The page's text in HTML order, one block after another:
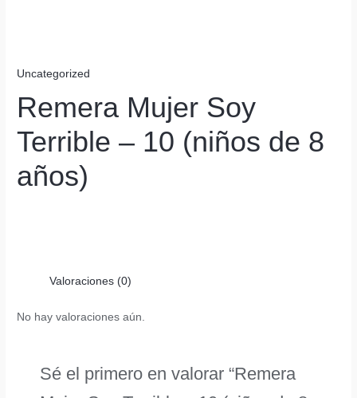
Uncategorized
Remera Mujer Soy
Terrible – 10 (niños de 8
años)
Valoraciones (0)
No hay valoraciones aún.
Sé el primero en valorar “Remera